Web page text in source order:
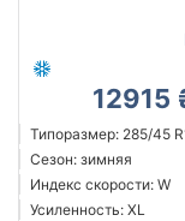
12915
Типоразмер: 285/45
Сезон: зимняя
Индекс скорости: W
Усиленность: XL